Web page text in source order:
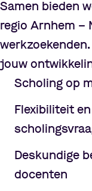
Samen bieden
regio Arnhem –
jouw
Scholing op
Flexibiliteit
Deskundige
docenten